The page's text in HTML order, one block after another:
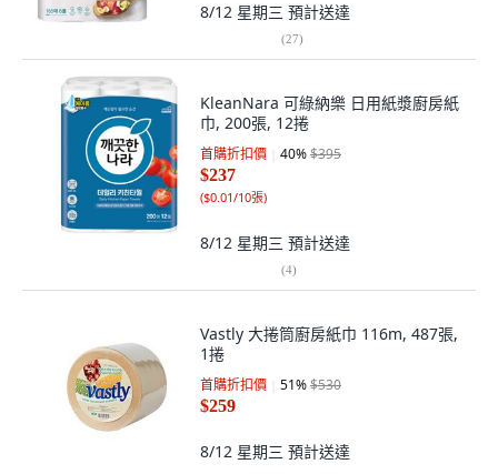
8/12 星期三 預計送達
(27)
KleanNara 可綠納樂 日用紙漿廚房紙
巾, 200張, 12捲
首購折扣價 40%$395
$237
($0.01/10張)
8/12 星期三 預計送達
(4)
Vastly 大捲筒廚房紙巾 116m, 487張,
1捲
首購折扣價 51%$530
$259
8/12 星期三 預計送達